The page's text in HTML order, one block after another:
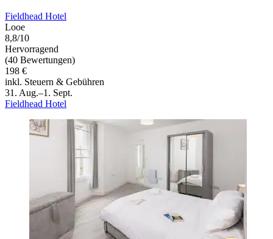
Fieldhead Hotel
Looe
8,8/10
Hervorragend
(40 Bewertungen)
198 €
inkl. Steuern & Gebühren
31. Aug.–1. Sept.
Fieldhead Hotel